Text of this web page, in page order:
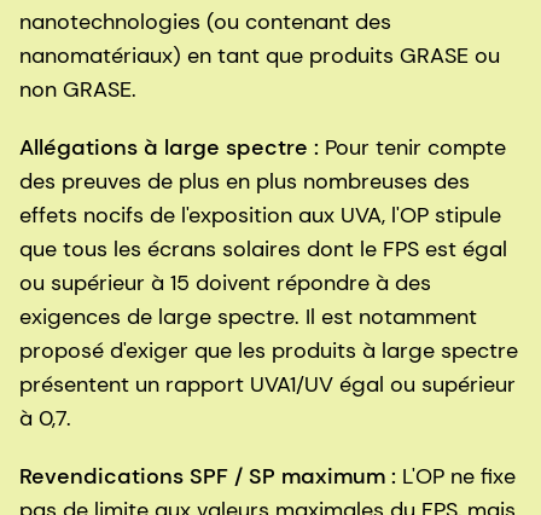
nanotechnologies (ou contenant des
nanomatériaux) en tant que produits GRASE ou
non GRASE.
Allégations à large spectre : Pour tenir compte
des preuves de plus en plus nombreuses des
effets nocifs de l'exposition aux UVA, l'OP stipule
que tous les écrans solaires dont le FPS est égal
ou supérieur à 15 doivent répondre à des
exigences de large spectre. Il est notamment
proposé d'exiger que les produits à large spectre
présentent un rapport UVA1/UV égal ou supérieur
à 0,7.
Revendications SPF / SP maximum : L'OP ne fixe